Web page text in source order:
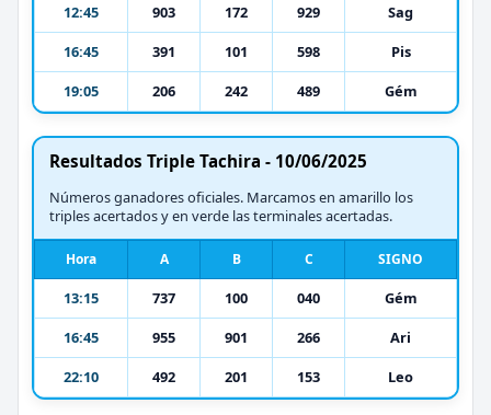
12:45 903 172 929
Sag
16:45
391 101 598
Pis
19:05
206 242 489 Gém
Resultados Triple Tachira - 10/06/2025
Números ganadores oficiales. Marcamos en amarillo los
triples acertados y en verde las terminales acertadas.
Hora A B C SIGNO
13:15 737 100 040
Gém
16:45
955 901 266
Ari
22:10
492 201 153 Leo